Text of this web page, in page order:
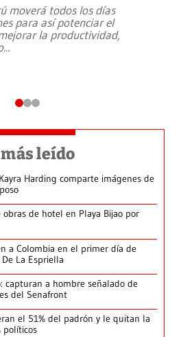
moverá todos los días
para así potenciar el
la productividad,
...
leído
Harding comparte imágenes de
de hotel en Playa Bijao por
a Colombia en el primer día de
La Espriella
capturan a hombre señalado de
del Senafront
el 51% del padrón y le quitan la
políticos